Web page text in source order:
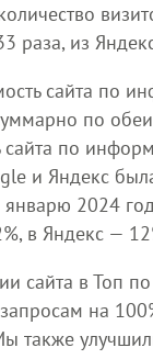
раза, из
сайта по
по
сайта по
и Яндекс
январю 2024
в Яндекс —
сайта в Топ по
на
также